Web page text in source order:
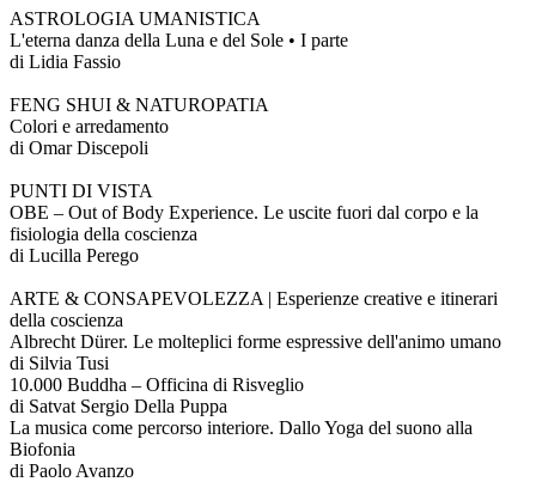
ASTROLOGIA UMANISTICA
L'eterna danza della Luna e del Sole • I parte
di Lidia Fassio
FENG SHUI & NATUROPATIA
Colori e arredamento
di Omar Discepoli
PUNTI DI VISTA
OBE – Out of Body Experience. Le uscite fuori dal corpo e la
fisiologia della coscienza
di Lucilla Perego
ARTE & CONSAPEVOLEZZA | Esperienze creative e itinerari
della coscienza
Albrecht Dürer. Le molteplici forme espressive dell'animo umano
di Silvia Tusi
10.000 Buddha – Officina di Risveglio
di Satvat Sergio Della Puppa
La musica come percorso interiore. Dallo Yoga del suono alla
Biofonia
di Paolo Avanzo